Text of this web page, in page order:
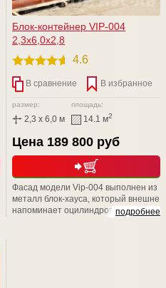
Блок-контейнер VIP-004
2,3х6,0х2,8
4.6
В сравнение В избранное
размер:
2,3 x 6,0 м
площадь:
14.1 м2
Цена 189 800 руб
подробнее
Фасад модели Vip-004 выполнен из
металл блок-хауса, который внешне
напоминает оцилиндрованное